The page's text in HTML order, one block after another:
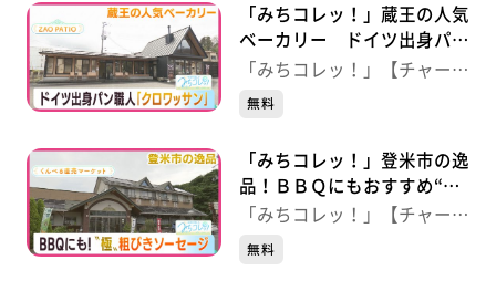
「みちコレッ！」蔵王の人気
ベーカリー ドイツ出身パン
職人“クロワッサン” 【ＺＡ
王町）
「みちコレッ！」【チャー
ジ！】
無料
「みちコレッ！」登米市の逸
品！ＢＢＱにもおすすめ“超
粗びき”ソーセージ 【くん
城・登米市）
「みちコレッ！」【チャー
ジ！】
無料